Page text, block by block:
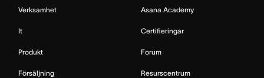
Verksamhet
It
Produkt
Försäljning
Asana Academy
Certifieringar
Forum
Resurscentrum